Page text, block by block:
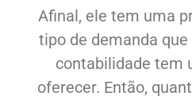
Afinal, ele tem uma
tipo de demanda
contabilidade tem
oferecer. Então,